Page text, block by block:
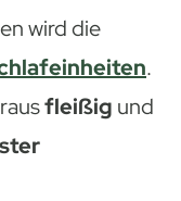
wird die
.
fleißig und